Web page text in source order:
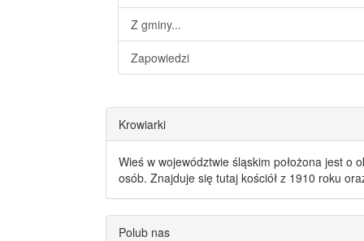
Z gminy...
Zapowiedzi
Krowiarki
Wieś w województwie śląskim położona jest o
osób. Znajduje się tutaj kościół z 1910 roku
Polub nas